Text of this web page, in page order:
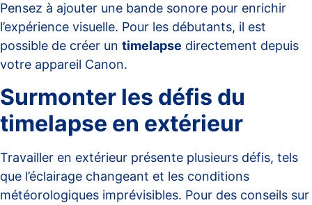
Pensez à ajouter une bande sonore pour enrichir
l’expérience visuelle. Pour les débutants, il est
possible de créer un timelapse directement depuis
votre appareil Canon.
Surmonter les défis du
timelapse en extérieur
Travailler en extérieur présente plusieurs défis, tels
que l’éclairage changeant et les conditions
météorologiques imprévisibles. Pour des conseils sur